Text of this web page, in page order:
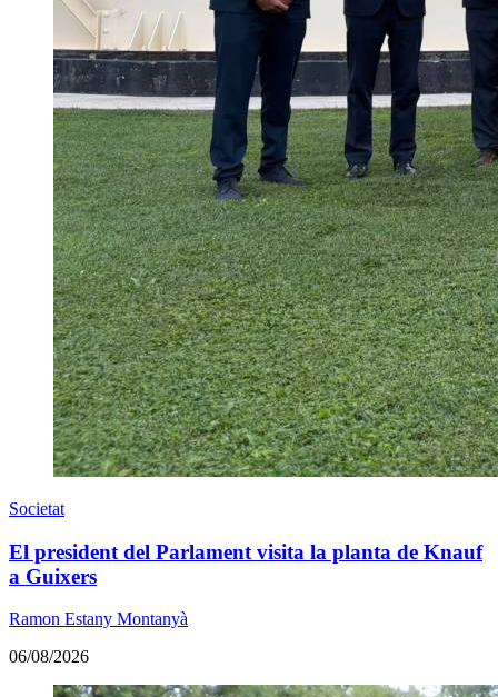
Societat
El president del Parlament visita la planta de Knauf
a Guixers
Ramon Estany Montanyà
06/08/2026